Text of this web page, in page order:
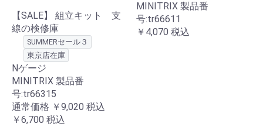
【SALE】 組立キット 支
線の検修庫
SUMMERセール３
東京店在庫
Nゲージ
MINITRIX 製品番
号:tr66315
通常価格 ￥9,020 税込
￥6,700 税込
MINITRIX 製品番
号:tr66611
￥4,070 税込